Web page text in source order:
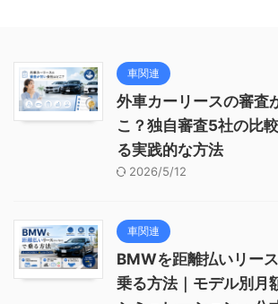
車関連
外車カーリースの審査
こ？独自審査5社の比
る実践的な方法
2026/5/12
車関連
BMWを距離払いリー
乗る方法｜モデル別月